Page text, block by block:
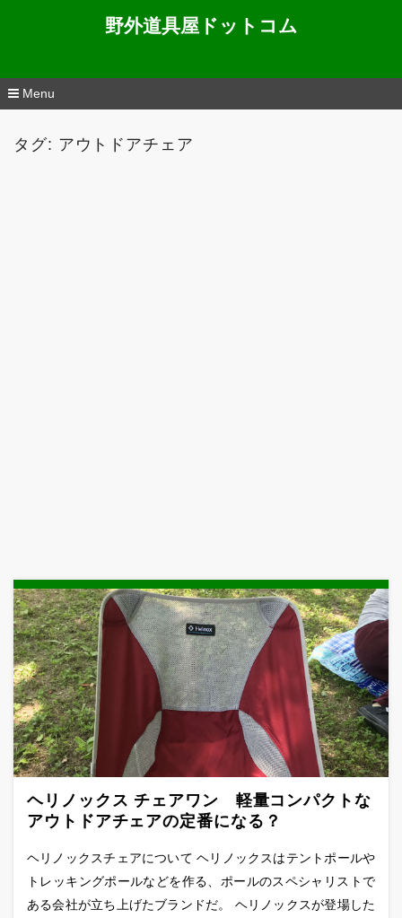
野外道具屋ドットコム
Menu
タグ: アウトドアチェア
ヘリノックス チェアワン 軽量コンパクトな
アウトドアチェアの定番になる？
ヘリノックスチェアについて ヘリノックスはテントポールや
トレッキングポールなどを作る、ポールのスペシャリストで
ある会社が立ち上げたブランドだ。 ヘリノックスが登場した